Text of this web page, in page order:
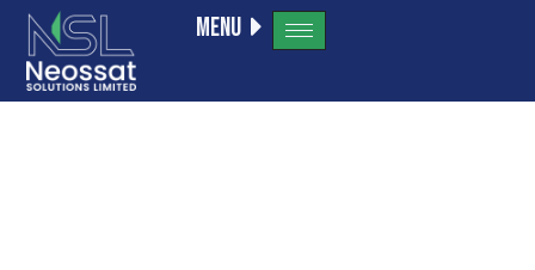
Menu